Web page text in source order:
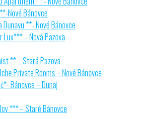
Nové Bánovce
Dunavu **- Nové Bánovce
Lux*** – Nová Pazova
** – Stará Pazova
Private Rooms – Nové Bánovce
Bánovce – Dunaj
*** – Staré Bánovce